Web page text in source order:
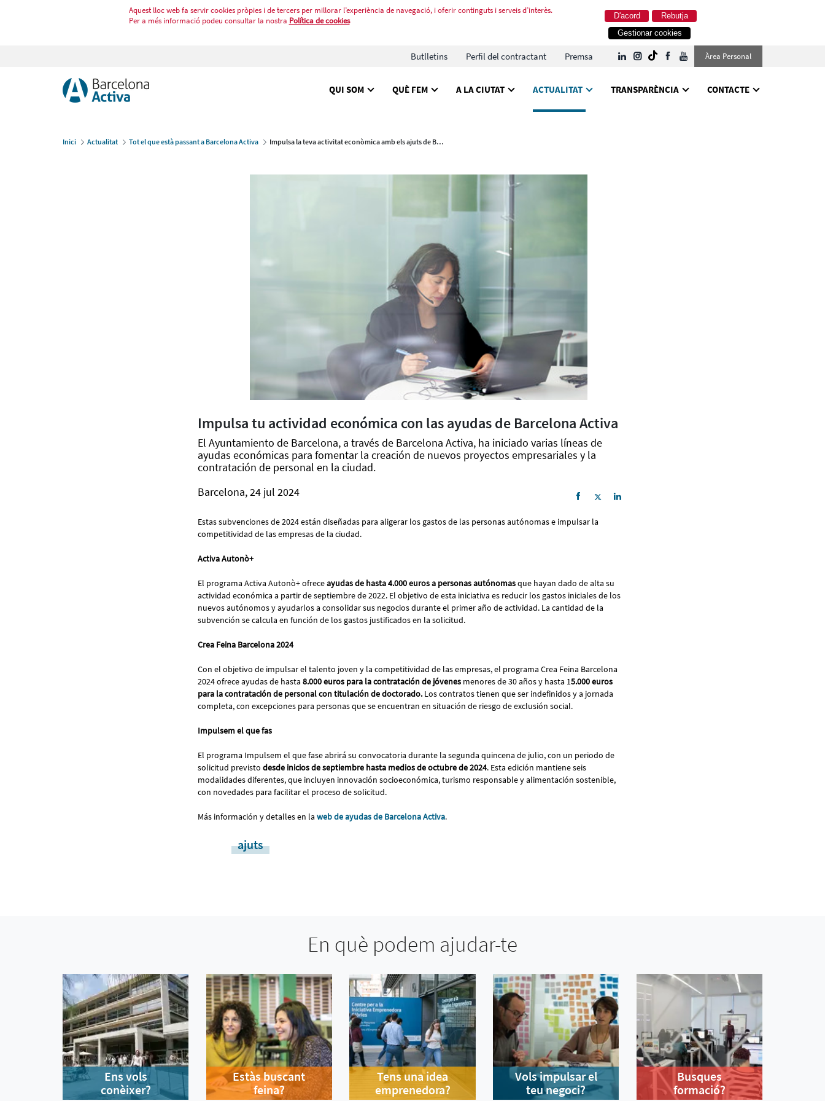
Aquest lloc web fa servir cookies pròpies i de tercers per millorar l’experiència de navegació, i oferir continguts i serveis d’interès.
Per a més informació podeu consultar la nostra Política de cookies Rebutja
D'acord
Gestionar cookies
Butlletins Perfil del contractant Premsa Àrea Personal
QUI SOM QUÈ FEM A LA CIUTAT ACTUALITAT TRANSPARÈNCIA CONTACTE
Inici Actualitat Tot el que està passant a Barcelona Activa Impulsa la teva activitat econòmica amb els ajuts de Barcelona Activa
Impulsa tu actividad económica con las ayudas de Barcelona Activa
El Ayuntamiento de Barcelona, a través de Barcelona Activa, ha iniciado varias líneas de
ayudas económicas para fomentar la creación de nuevos proyectos empresariales y la
contratación de personal en la ciudad.
Barcelona, 24 jul 2024
Estas subvenciones de 2024 están diseñadas para aligerar los gastos de las personas autónomas e impulsar la
competitividad de las empresas de la ciudad.
Activa Autonò+
El programa Activa Autonò+ ofreceayudas de hasta 4.000 euros a personas autónomasque hayan dado de alta su
actividad económica a partir de septiembre de 2022. El objetivo de esta iniciativa es reducir los gastos iniciales de los
nuevos autónomos y ayudarlos a consolidar sus negocios durante el primer año de actividad. La cantidad de la
subvención se calcula en función de los gastos justificados en la solicitud.
Crea Feina Barcelona 2024
Con el objetivo de impulsar el talento joven y la competitividad de las empresas, el programa Crea Feina Barcelona
2024 ofrece ayudas de hasta 8.000 euros para la contratación de jóvenes menores de 30 años y hasta 15.000 euros
para la contratación de personal con titulación de doctorado. Los contratos tienen que ser indefinidos y a jornada
completa, con excepciones para personas que se encuentran en situación de riesgo de exclusión social.
Impulsem el que fas
El programa Impulsem el que fase abrirá su convocatoria durante la segunda quincena de julio, con un periodo de
solicitud previsto desde inicios de septiembre hasta medios de octubre de 2024. Esta edición mantiene seis
modalidades diferentes, que incluyen innovación socioeconómica, turismo responsable y alimentación sostenible,
con novedades para facilitar el proceso de solicitud.
Más información y detalles en la web de ayudas de Barcelona Activa.
ajuts
En què podem ajudar-te
Ens vols
conèixer?
Estàs buscant
feina?
Tens una idea
emprenedora?
Vols impulsar el
teu negoci?
Busques
formació?